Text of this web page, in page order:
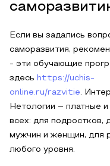
Если вы задались
саморазвития,
- эти обучающие
здесь https://uchis-
online.ru/razvitie.
Нетологии – платные
всех: для
мужчин и женщин, для
любого уровня.